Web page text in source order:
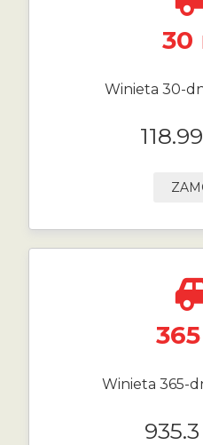
30
Winieta 30-
365
Winieta 365-